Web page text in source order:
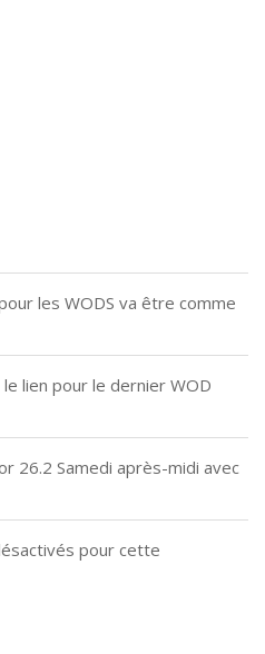
les WODS va être comme
le lien pour le dernier WOD
26.2 Samedi après-midi avec
pour cette